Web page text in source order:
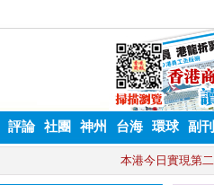
評論 社團 神州 台海 環球 副刊